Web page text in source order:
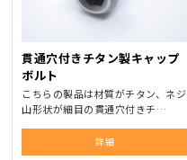
貫通穴付きチタン製キャップ
ボルト
こちらの製品は材質がチタン、ネジ
山形状が細目の貫通穴付きチ…
詳細